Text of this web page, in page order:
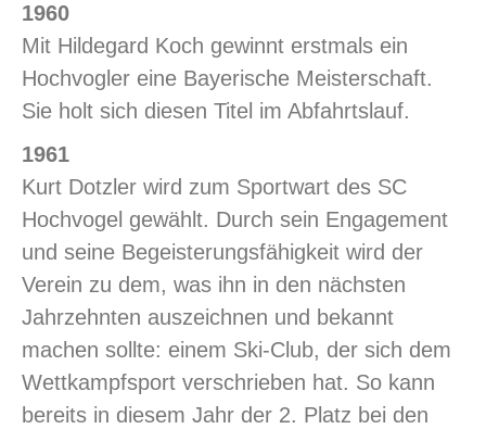
1960
Mit Hildegard Koch gewinnt erstmals ein
Hochvogler eine Bayerische Meisterschaft.
Sie holt sich diesen Titel im Abfahrtslauf.
1961
Kurt Dotzler wird zum Sportwart des SC
Hochvogel gewählt. Durch sein Engagement
und seine Begeisterungsfähigkeit wird der
Verein zu dem, was ihn in den nächsten
Jahrzehnten auszeichnen und bekannt
machen sollte: einem Ski-Club, der sich dem
Wettkampfsport verschrieben hat. So kann
bereits in diesem Jahr der 2. Platz bei den